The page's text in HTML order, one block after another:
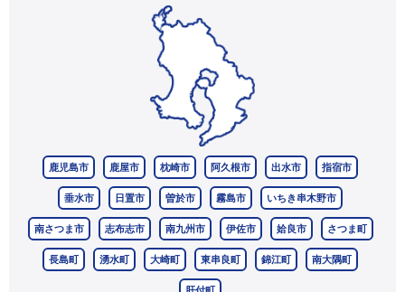
鹿児島市 鹿屋市 枕崎市 阿久根市 出水市 指宿市
垂水市 日置市 曽於市 霧島市 いちき串木野市
南さつま市 志布志市 南九州市 伊佐市 姶良市 さつま町
長島町 湧水町 大崎町 東串良町 錦江町 南大隅町